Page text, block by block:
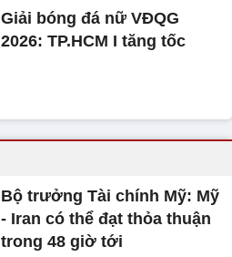
Giải bóng đá nữ VĐQG
2026: TP.HCM I tăng tốc
Bộ trưởng Tài chính Mỹ: Mỹ
- Iran có thể đạt thỏa thuận
trong 48 giờ tới